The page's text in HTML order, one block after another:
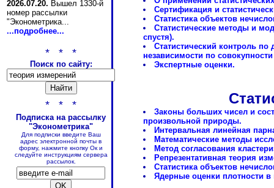
2026.07.20. Вышел 1330-й
номер рассылки
"Эконометрика...
...подробнее...
* * *
Поиск по сайту:
* * *
Подписка на рассылку
"Эконометрика"
Для подписки введите Ваш
адрес электронной почты в
форму, нажмите кнопку Ок и
следуйте инструкциям сервера
рассылок.
Сертификация и
Статистика объектов
Статистические методы и
спустя).
Статистический контроль
независимости по
Экспертные оценки.
Законы больших чисел и
произвольной природы.
Интервальная линейная
Математические методы
Метод согласования
Репрезентативная теория
Статистика объектов
Ядерные оценки плотности